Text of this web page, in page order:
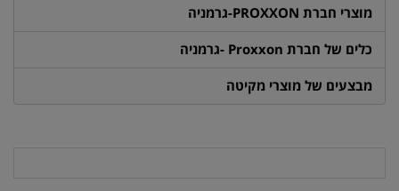
מוצרי חברת PROXXON-גרמניה
כלים של חברת Proxxon -גרמניה
מבצעים של מוצרי מקיטה